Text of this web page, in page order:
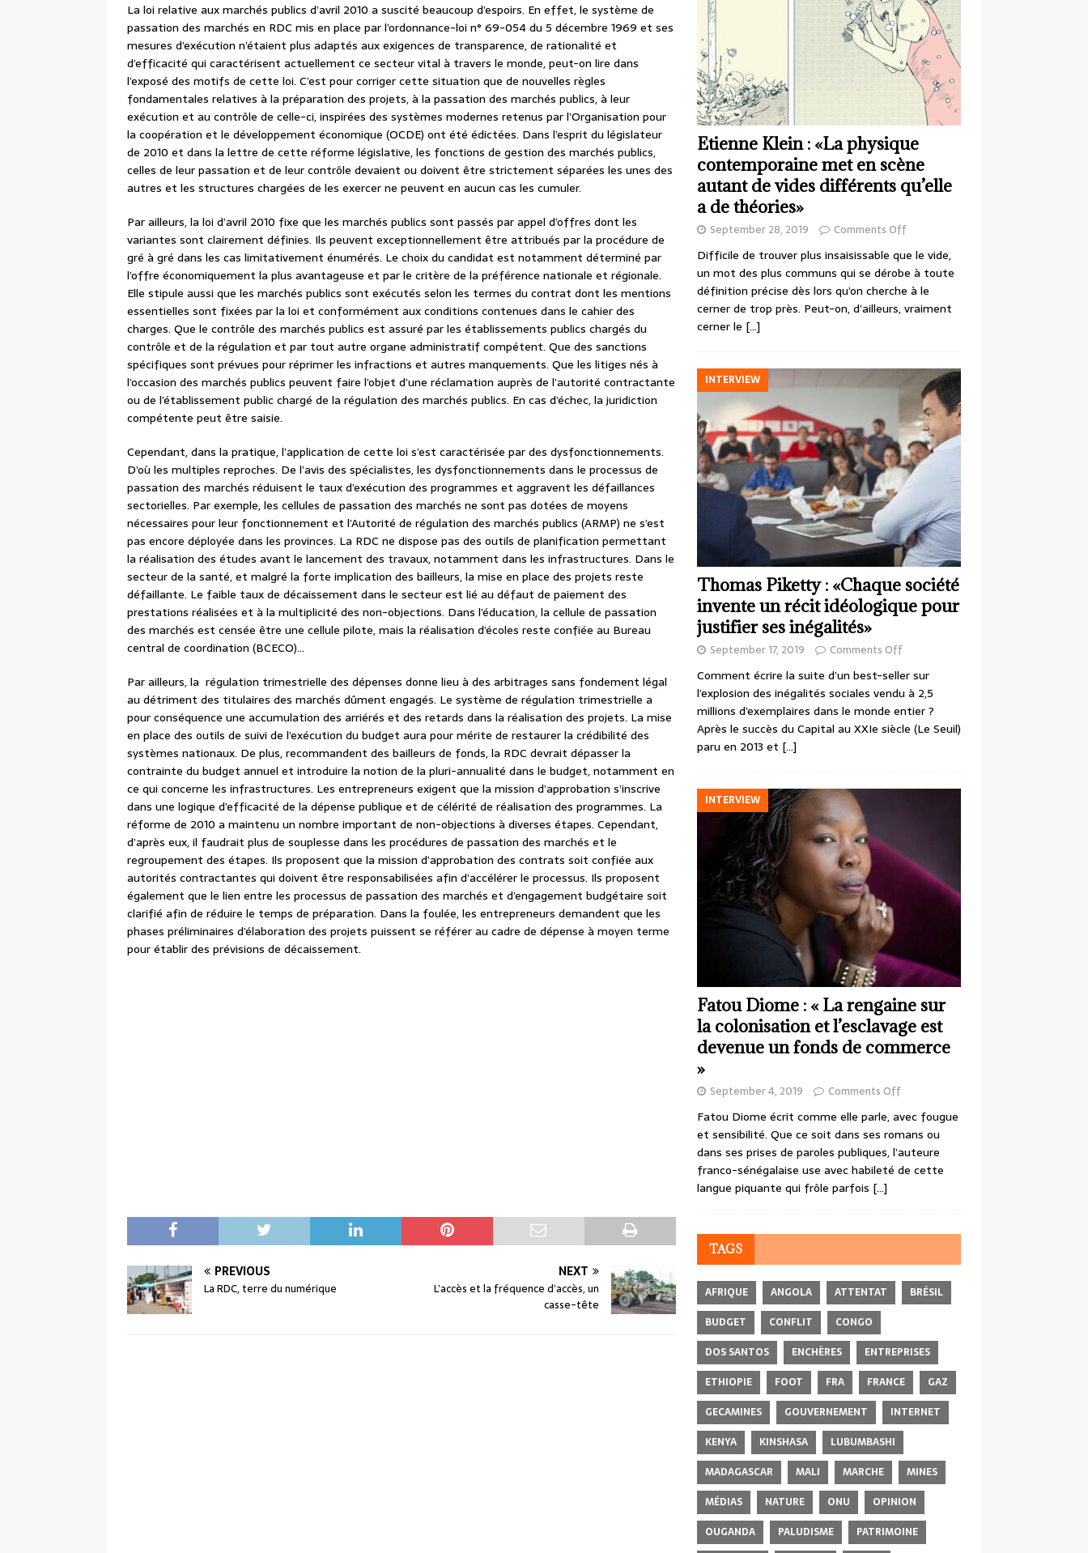
La loi relative aux marchés publics d’avril 2010 a suscité beaucoup d’espoirs. En effet, le système de
passation des marchés en RDC mis en place par l’ordonnance-loi n° 69-054 du 5 décembre 1969 et ses
mesures d’exécution n’étaient plus adaptés aux exigences de transparence, de rationalité et
d’efficacité qui caractérisent actuellement ce secteur vital à travers le monde, peut-on lire dans
l’exposé des motifs de cette loi. C’est pour corriger cette situation que de nouvelles règles
fondamentales relatives à la préparation des projets, à la passation des marchés publics, à leur
exécution et au contrôle de celle-ci, inspirées des systèmes modernes retenus par l’Organisation pour
la coopération et le développement économique (OCDE) ont été édictées. Dans l’esprit du législateur
de 2010 et dans la lettre de cette réforme législative, les fonctions de gestion des marchés publics,
celles de leur passation et de leur contrôle devaient ou doivent être strictement séparées les unes des
autres et les structures chargées de les exercer ne peuvent en aucun cas les cumuler.
Par ailleurs, la loi d’avril 2010 fixe que les marchés publics sont passés par appel d’offres dont les
variantes sont clairement définies. Ils peuvent exceptionnellement être attribués par la procédure de
gré à gré dans les cas limitativement énumérés. Le choix du candidat est notamment déterminé par
l’offre économiquement la plus avantageuse et par le critère de la préférence nationale et régionale.
Elle stipule aussi que les marchés publics sont exécutés selon les termes du contrat dont les mentions
essentielles sont fixées par la loi et conformément aux conditions contenues dans le cahier des
charges. Que le contrôle des marchés publics est assuré par les établissements publics chargés du
contrôle et de la régulation et par tout autre organe administratif compétent. Que des sanctions
spécifiques sont prévues pour réprimer les infractions et autres manquements. Que les litiges nés à
l’occasion des marchés publics peuvent faire l’objet d’une réclamation auprès de l’autorité contractante
ou de l’établissement public chargé de la régulation des marchés publics. En cas d’échec, la juridiction
compétente peut être saisie.
Cependant, dans la pratique, l’application de cette loi s’est caractérisée par des dysfonctionnements.
D’où les multiples reproches. De l’avis des spécialistes, les dysfonctionnements dans le processus de
passation des marchés réduisent le taux d’exécution des programmes et aggravent les défaillances
sectorielles. Par exemple, les cellules de passation des marchés ne sont pas dotées de moyens
nécessaires pour leur fonctionnement et l’Autorité de régulation des marchés publics (ARMP) ne s’est
pas encore déployée dans les provinces. La RDC ne dispose pas des outils de planification permettant
la réalisation des études avant le lancement des travaux, notamment dans les infrastructures. Dans le
secteur de la santé, et malgré la forte implication des bailleurs, la mise en place des projets reste
défaillante. Le faible taux de décaissement dans le secteur est lié au défaut de paiement des
prestations réalisées et à la multiplicité des non-objections. Dans l’éducation, la cellule de passation
des marchés est censée être une cellule pilote, mais la réalisation d’écoles reste confiée au Bureau
central de coordination (BCECO)…
Par ailleurs, la régulation trimestrielle des dépenses donne lieu à des arbitrages sans fondement légal
au détriment des titulaires des marchés dûment engagés. Le système de régulation trimestrielle a
pour conséquence une accumulation des arriérés et des retards dans la réalisation des projets. La mise
en place des outils de suivi de l’exécution du budget aura pour mérite de restaurer la crédibilité des
systèmes nationaux. De plus, recommandent des bailleurs de fonds, la RDC devrait dépasser la
contrainte du budget annuel et introduire la notion de la pluri-annualité dans le budget, notamment en
ce qui concerne les infrastructures. Les entrepreneurs exigent que la mission d’approbation s’inscrive
dans une logique d’efficacité de la dépense publique et de célérité de réalisation des programmes. La
réforme de 2010 a maintenu un nombre important de non-objections à diverses étapes. Cependant,
d’après eux, il faudrait plus de souplesse dans les procédures de passation des marchés et le
regroupement des étapes. Ils proposent que la mission d’approbation des contrats soit confiée aux
autorités contractantes qui doivent être responsabilisées afin d’accélérer le processus. Ils proposent
également que le lien entre les processus de passation des marchés et d’engagement budgétaire soit
clarifié afin de réduire le temps de préparation. Dans la foulée, les entrepreneurs demandent que les
phases préliminaires d’élaboration des projets puissent se référer au cadre de dépense à moyen terme
pour établir des prévisions de décaissement.
PREVIOUS
La RDC, terre du numérique
NEXT
L’accès et la fréquence d’accès, un
casse-tête
Etienne Klein : «La physique
contemporaine met en scène
autant de vides différents qu’elle
a de théories»
September 28, 2019 Comments Off
Difficile de trouver plus insaisissable que le vide,
un mot des plus communs qui se dérobe à toute
définition précise dès lors qu’on cherche à le
cerner de trop près. Peut-on, d’ailleurs, vraiment
cerner le […]
INTERVIEW
Thomas Piketty : «Chaque société
invente un récit idéologique pour
justifier ses inégalités»
September 17, 2019 Comments Off
Comment écrire la suite d’un best-seller sur
l’explosion des inégalités sociales vendu à 2,5
millions d’exemplaires dans le monde entier ?
Après le succès du Capital au XXIe siècle (Le Seuil)
paru en 2013 et […]
INTERVIEW
Fatou Diome : « La rengaine sur
la colonisation et l’esclavage est
devenue un fonds de commerce
»
September 4, 2019 Comments Off
Fatou Diome écrit comme elle parle, avec fougue
et sensibilité. Que ce soit dans ses romans ou
dans ses prises de paroles publiques, l’auteure
franco-sénégalaise use avec habileté de cette
langue piquante qui frôle parfois […]
TAGS
AFRIQUE ANGOLA ATTENTAT
BRÉSIL
BUDGET
CONFLIT
CONGO
DOS SANTOS
ENCHÈRES
ENTREPRISES
ETHIOPIE
FOOT FRA FRANCE
GAZ
GECAMINES
GOUVERNEMENT
INTERNET
KENYA
KINSHASA
LUBUMBASHI
MADAGASCAR
MALI MARCHE
MINES
MÉDIAS
NATURE ONU
OPINION
OUGANDA
PALUDISME PATRIMOINE